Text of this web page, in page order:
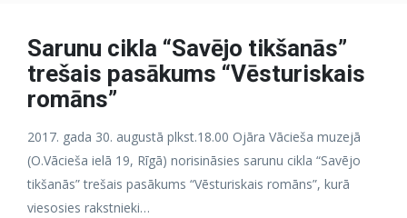
Sarunu cikla “Savējo tikšanās”
trešais pasākums “Vēsturiskais
romāns”
2017. gada 30. augustā plkst.18.00 Ojāra Vācieša muzejā
(O.Vācieša ielā 19, Rīgā) norisināsies sarunu cikla “Savējo
tikšanās” trešais pasākums “Vēsturiskais romāns”, kurā
viesosies rakstnieki…